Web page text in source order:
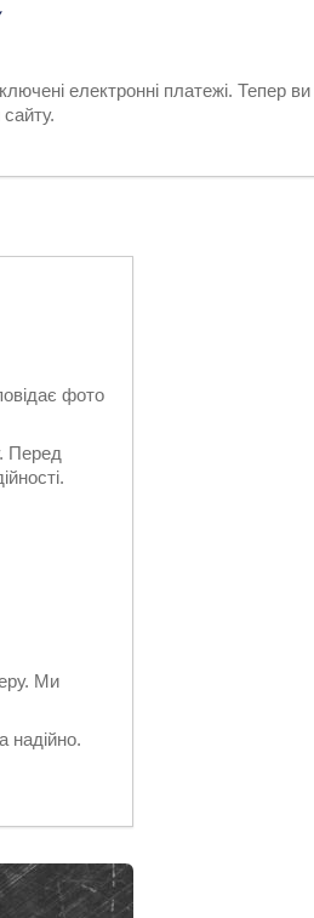
електронні платежі. Тепер
фото
Перед
Ми
надійно.